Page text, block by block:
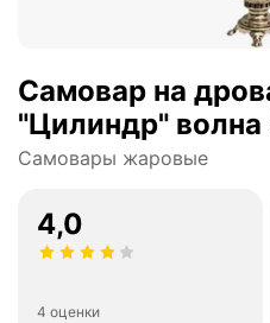
Самовар на
"Цилиндр" волна
Самовары жаровые
4,0
4 оценки